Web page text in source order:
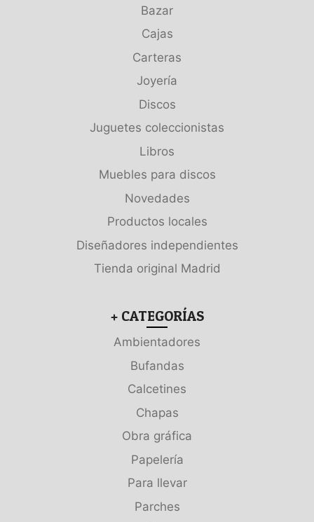
Bazar
Cajas
Carteras
Joyería
Discos
Juguetes coleccionistas
Libros
Muebles para discos
Novedades
Productos locales
Diseñadores independientes
Tienda original Madrid
+ CATEGORÍAS
Ambientadores
Bufandas
Calcetines
Chapas
Obra gráfica
Papelería
Para llevar
Parches